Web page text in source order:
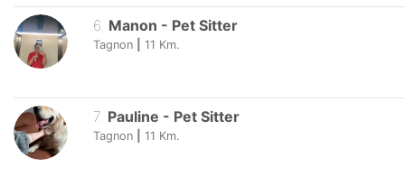
6. Manon - Pet Sitter
Tagnon 11 Km.
7. Pauline - Pet Sitter
Tagnon 11 Km.